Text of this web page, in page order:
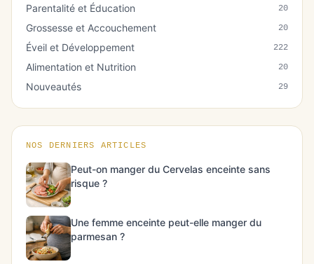
Parentalité et Éducation 20
Grossesse et Accouchement 20
Éveil et Développement 222
Alimentation et Nutrition 20
Nouveautés 29
NOS DERNIERS ARTICLES
Peut-on manger du Cervelas enceinte sans
risque ?
Une femme enceinte peut-elle manger du
parmesan ?